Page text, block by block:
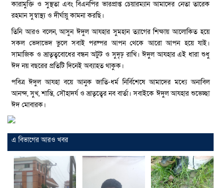
কারামুক্তি ও সুস্থতা এবং বিএনপির ভারপ্রাপ্ত চেয়ারম্যান আমাদের নেতা তারেক
রহমান সুস্বাস্থ্য ও দীর্ঘায়ু কামনা করছি।
তিনি আরও বলেন, আসুন ঈদুল আযহার সুমহান ত্যাগের শিক্ষায় আলোকিত হয়ে
সকল ভেদাভেদ ভুলে সবাই পরষ্পর আপন থেকে আরো আপন হয়ে যাই।
সামাজিক ও ভ্রাতৃত্ববোধের বন্ধন অটুট ও সুদৃঢ় রাখি। ঈদুল আযহার এই ধারা শুধু
ঈদ নয় বছরের প্রতিটি দিনেই অব্যাহত থাকুক।
পবিত্র ঈদুল আযহা বয়ে আনুক জাতি-ধর্ম নির্বিশেষে আমাদের মধ্যে অনাবিল
আনন্দ, সুখ, শান্তি, সৌহাদর্য ও ভ্রাতৃত্বের নব বার্তা। সবাইকে ঈদুল আযহার শুভেচ্ছা
ঈদ মোবারক।
এ বিভাগের আরও খবর